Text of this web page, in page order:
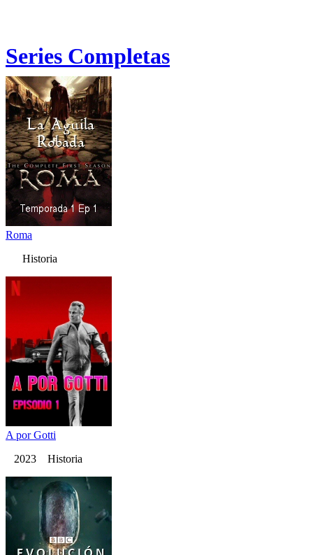
Series Completas
Roma
Historia
A por Gotti
2023 Historia